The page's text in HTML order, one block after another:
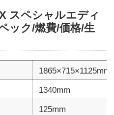
スペシャルエディ
ック/燃費/価格/生
1865×715×1125mm
1340mm
125mm